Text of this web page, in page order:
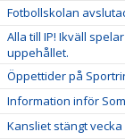
Fotbollskolan
Alla till IP! Ikväll
uppehållet.
Öppettider på
Information inför
Kansliet stängt vecka